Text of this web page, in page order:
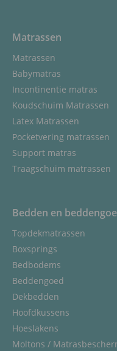
Matrassen
Matrassen
Babymatras
Incontinentie matras
Koudschuim Matrassen
Latex Matrassen
Pocketvering matrassen
Support matras
Traagschuim matrassen
Bedden en
Topdekmatrassen
Boxsprings
Bedbodems
Beddengoed
Dekbedden
Hoofdkussens
Hoeslakens
Moltons /